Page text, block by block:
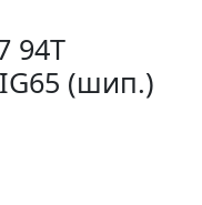
94T
(шип.)